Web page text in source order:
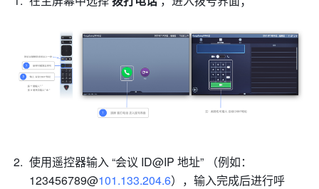
使用遥控器输入 “会议 ID@IP 地址” （例如：
123456789@101.133.204.6），输入完成后进行呼